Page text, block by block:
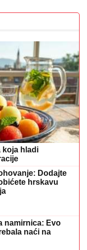
hladi
Dodajte
hrskavu
namirnica: Evo
naći na